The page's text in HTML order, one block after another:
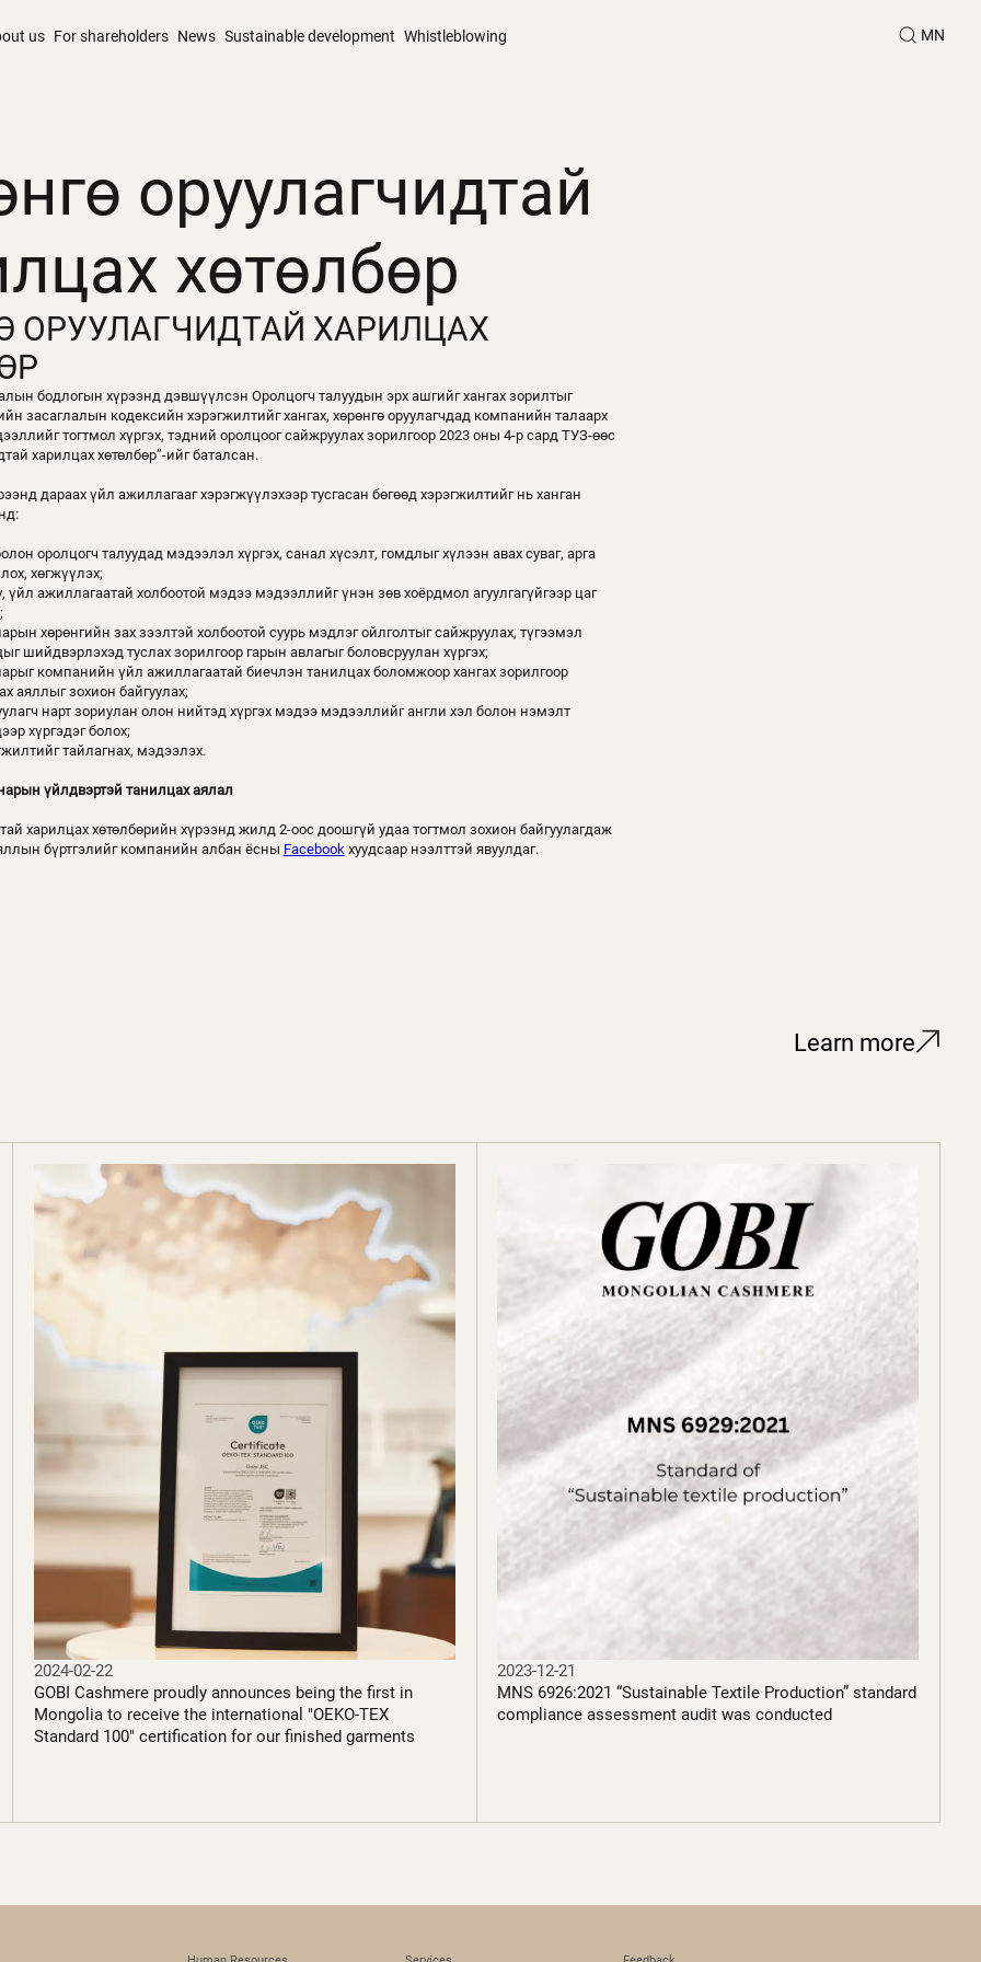
us For shareholders News Sustainable development Whistleblowing MN
оруулагчидтай
хөтөлбөр
ОРУУЛАГЧИДТАЙ ХАРИЛЦАХ
бодлогын хүрээнд дэвшүүлсэн Оролцогч талуудын эрх ашгийг хангах зорилтыг
засаглалын кодексийн хэрэгжилтийг хангах, хөрөнгө оруулагчдад компанийн талаарх
тогтмол хүргэх, тэдний оролцоог сайжруулах зорилгоор 2023 оны 4-р сард ТУЗ-өөс
харилцах хөтөлбөр”-ийг баталсан.
дараах үйл ажиллагааг хэрэгжүүлэхээр тусгасан бөгөөд хэрэгжилтийг нь ханган
оролцогч талуудад мэдээлэл хүргэх, санал хүсэлт, гомдлыг хүлээн авах суваг, арга
хөгжүүлэх;
үйл ажиллагаатай холбоотой мэдээ мэдээллийг үнэн зөв хоёрдмол агуулгагүйгээр цаг
хөрөнгийн зах зээлтэй холбоотой суурь мэдлэг ойлголтыг сайжруулах, түгээмэл
шийдвэрлэхэд туслах зорилгоор гарын авлагыг боловсруулан хүргэх;
компанийн үйл ажиллагаатай биечлэн танилцах боломжоор хангах зорилгоор
аяллыг зохион байгуулах;
нарт зориулан олон нийтэд хүргэх мэдээ мэдээллийг англи хэл болон нэмэлт
хүргэдэг болох;
тайлагнах, мэдээлэх.
үйлдвэртэй танилцах аялал
харилцах хөтөлбөрийн хүрээнд жилд 2-оос доошгүй удаа тогтмол зохион байгуулагдаж
бүртгэлийг компанийн албан ёсны Facebookхуудсаар нээлттэй явуулдаг.
Learn more
2024-02-22
GOBI Cashmere proudly announces being the first in
Mongolia to receive the international "OEKO-TEX
Standard 100" certification for our finished garments
2023-12-21
MNS 6926:2021 “Sustainable Textile Production” standard
compliance assessment audit was conducted